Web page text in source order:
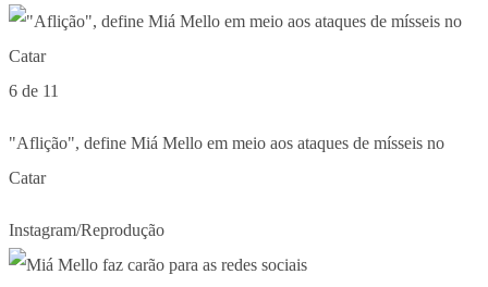
6 de 11
"Aflição", define Miá Mello em meio aos ataques de mísseis no
Catar
Instagram/Reprodução